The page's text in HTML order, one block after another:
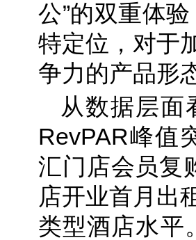
公”的双重体
特定位，对于
争力的产品形
从数据层面
RevPAR峰值
汇门店会员复
店开业首月出
类型酒店水平